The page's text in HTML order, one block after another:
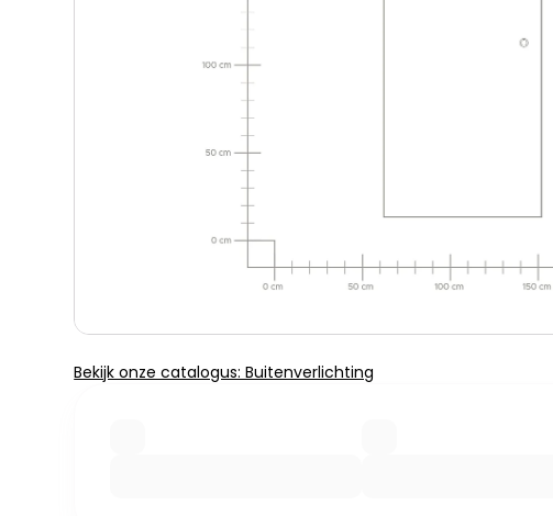
Bekijk onze catalogus: Buitenverlichting